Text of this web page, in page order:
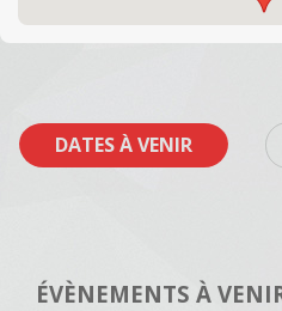
DATES À VENIR
ÉVÈNEMENTS À